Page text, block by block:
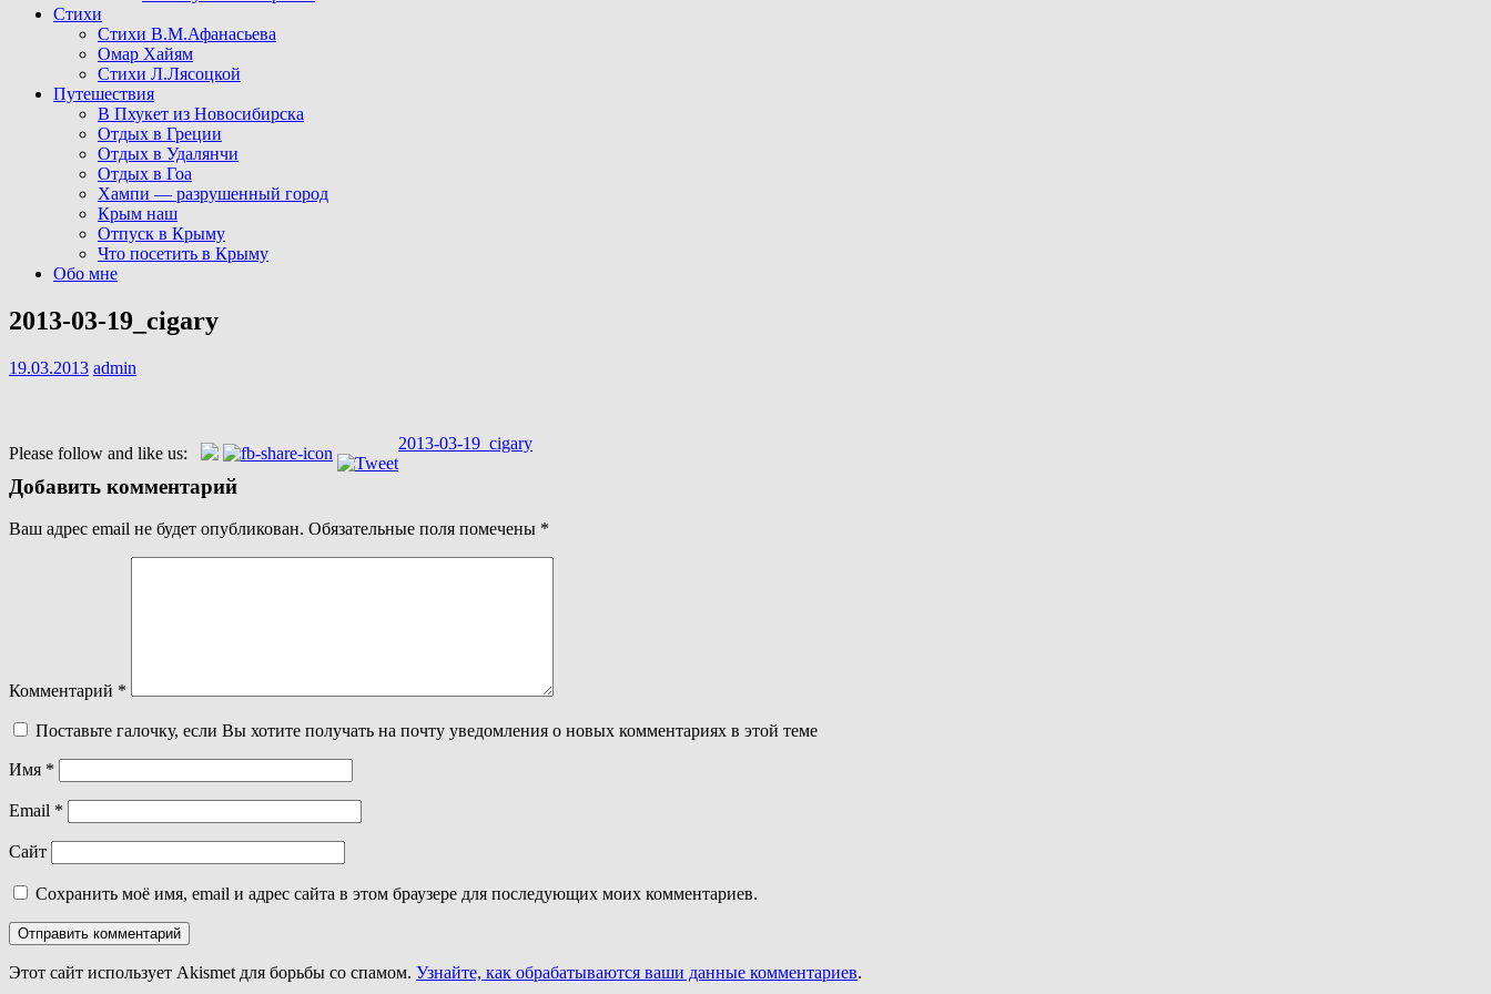
Стихи
Стихи В.М.Афанасьева
Омар Хайям
Стихи Л.Лясоцкой
Путешествия
В Пхукет из Новосибирска
Отдых в Греции
Отдых в Удалянчи
Отдых в Гоа
Хампи — разрушенный город
Крым наш
Отпуск в Крыму
Что посетить в Крыму
Обо мне
2013-03-19_cigary
19.03.2013 admin
Please follow and like us:
Навигация
по
записям
2013-03-19_cigary
Добавить комментарий
Ваш адрес email не будет опубликован. Обязательные поля помечены *
Комментарий *
Поставьте галочку, если Вы хотите получать на почту уведомления о новых комментариях в этой теме
Имя *
Email *
Сайт
Сохранить моё имя, email и адрес сайта в этом браузере для последующих моих комментариев.
Этот сайт использует Akismet для борьбы со спамом. Узнайте, как обрабатываются ваши данные комментариев.